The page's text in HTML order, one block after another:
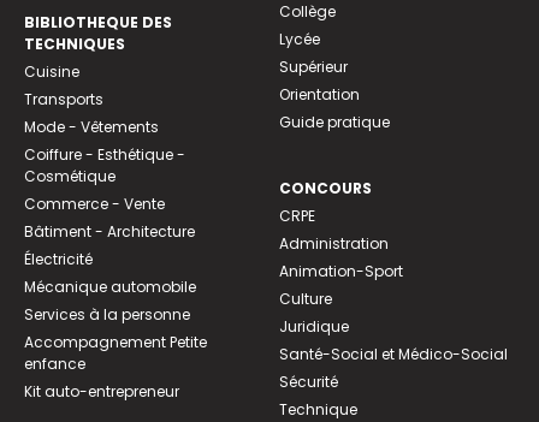
BIBLIOTHEQUE DES
TECHNIQUES
Cuisine
Transports
Mode - Vêtements
Coiffure - Esthétique -
Cosmétique
Commerce - Vente
Bâtiment - Architecture
Électricité
Mécanique automobile
Services à la personne
Accompagnement Petite
enfance
Kit auto-entrepreneur
Collège
Lycée
Supérieur
Orientation
Guide pratique
CONCOURS
CRPE
Administration
Animation-Sport
Culture
Juridique
Santé-Social et Médico-Social
Sécurité
Technique